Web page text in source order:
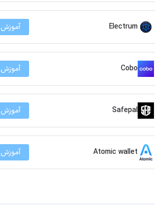
Electrum آموزش
Cobo آموزش
Safepal آموزش
Atomic wallet آموزش